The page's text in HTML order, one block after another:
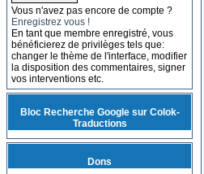
Vous n'avez pas encore de compte ?
Enregistrez vous !
En tant que membre enregistré, vous
bénéficierez de privilèges tels que:
changer le thème de l'interface, modifier
la disposition des commentaires, signer
vos interventions etc.
Bloc Recherche Google sur Colok-
Traductions
Dons